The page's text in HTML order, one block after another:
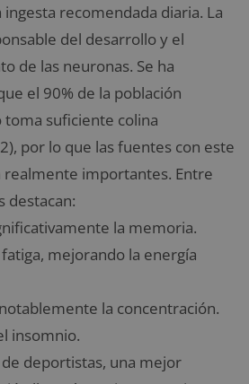
recomendada diaria. La
del desarrollo y el
de las neuronas. Se ha
el 90% de la población
toma suficiente colina
por lo que las fuentes con este
importantes. Entre
destacan:
la memoria.
mejorando la energía
la concentración.
insomnio.
de deportistas, una mejor